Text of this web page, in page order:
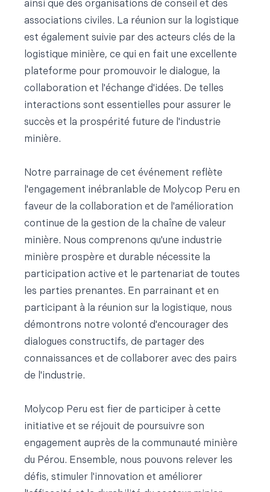
ainsi que des organisations de conseil et des
associations civiles. La réunion sur la logistique
est également suivie par des acteurs clés de la
logistique minière, ce qui en fait une excellente
plateforme pour promouvoir le dialogue, la
collaboration et l'échange d'idées. De telles
interactions sont essentielles pour assurer le
succès et la prospérité future de l'industrie
minière.
Notre parrainage de cet événement reflète
l'engagement inébranlable de Molycop Peru en
faveur de la collaboration et de l'amélioration
continue de la gestion de la chaîne de valeur
minière. Nous comprenons qu'une industrie
minière prospère et durable nécessite la
participation active et le partenariat de toutes
les parties prenantes. En parrainant et en
participant à la réunion sur la logistique, nous
démontrons notre volonté d'encourager des
dialogues constructifs, de partager des
connaissances et de collaborer avec des pairs
de l'industrie.
Molycop Peru est fier de participer à cette
initiative et se réjouit de poursuivre son
engagement auprès de la communauté minière
du Pérou. Ensemble, nous pouvons relever les
défis, stimuler l'innovation et améliorer